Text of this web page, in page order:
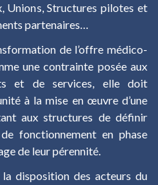
Unions, Structures pilotes et
partenaires…
de l’offre médico-
une contrainte posée aux
et de services, elle doit
à la mise en œuvre d’une
aux structures de définir
fonctionnement en phase
de leur pérennité.
disposition des acteurs du